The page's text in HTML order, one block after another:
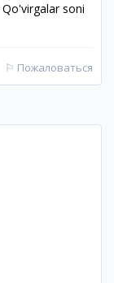
Qo'virgalar soni
⚐ Пожаловаться